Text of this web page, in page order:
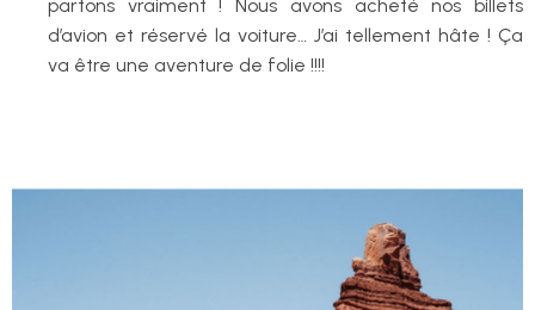
partons vraiment ! Nous avons acheté nos billets
d’avion et réservé la voiture… J’ai tellement hâte ! Ça
va être une aventure de folie !!!!